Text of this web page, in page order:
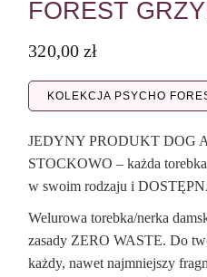
FOREST
320,00zł
KOLEKCJA PSYCHO
JEDYNY PRODUKT DOG
STOCKOWO – każda
w swoim rodzaju i
Welurowa torebka/nerka
zasady ZERO WASTE. Do
każdy, nawet najmniejszy